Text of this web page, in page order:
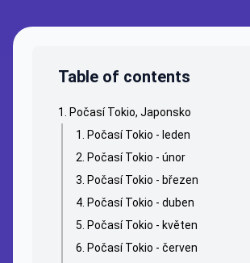
Table of contents
Počasí Tokio, Japonsko
Počasí Tokio - leden
Počasí Tokio - únor
Počasí Tokio - březen
Počasí Tokio - duben
Počasí Tokio - květen
Počasí Tokio - červen